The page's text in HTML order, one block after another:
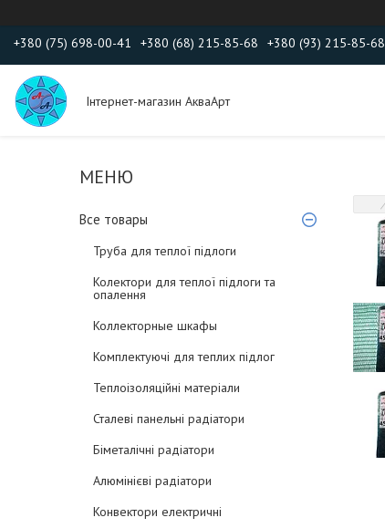
+380 (75) 698-00-41 +380 (68) 215-85-68 +380 (93) 215-85-68
Інтернет-магазин АкваАрт
Все товары
Труба для теплої підлоги
Колектори для теплої підлоги та
опалення
Коллекторные шкафы
Комплектуючі для теплих підлог
Теплоізоляційні матеріали
Сталеві панельні радіатори
Біметалічні радіатори
Алюмінієві радіатори
Конвектори електричні